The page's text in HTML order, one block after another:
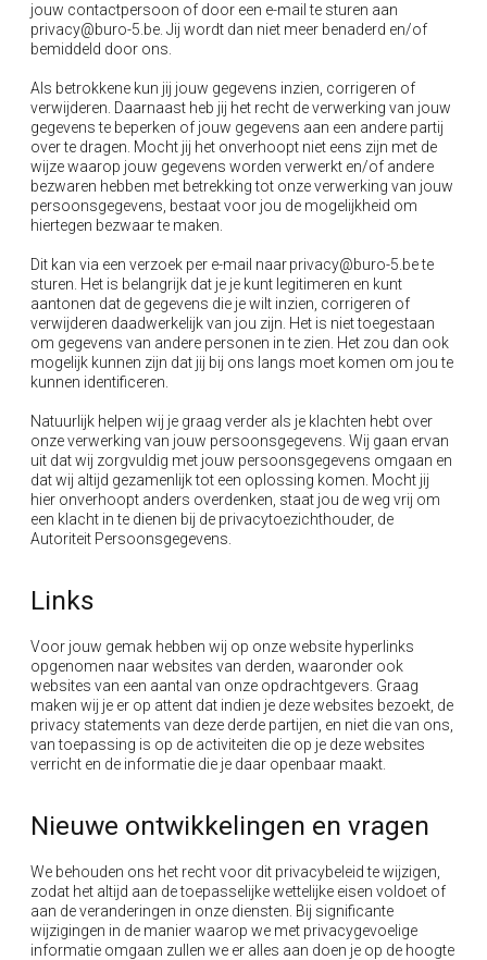
jouw contactpersoon of door een e-mail te sturen aan
privacy@buro-5.be. Jij wordt dan niet meer benaderd en/of
bemiddeld door ons.
Als betrokkene kun jij jouw gegevens inzien, corrigeren of
verwijderen. Daarnaast heb jij het recht de verwerking van jouw
gegevens te beperken of jouw gegevens aan een andere partij
over te dragen. Mocht jij het onverhoopt niet eens zijn met de
wijze waarop jouw gegevens worden verwerkt en/of andere
bezwaren hebben met betrekking tot onze verwerking van jouw
persoonsgegevens, bestaat voor jou de mogelijkheid om
hiertegen bezwaar te maken.
Dit kan via een verzoek per e-mail naar privacy@buro-5.be te
sturen. Het is belangrijk dat je je kunt legitimeren en kunt
aantonen dat de gegevens die je wilt inzien, corrigeren of
verwijderen daadwerkelijk van jou zijn. Het is niet toegestaan
om gegevens van andere personen in te zien. Het zou dan ook
mogelijk kunnen zijn dat jij bij ons langs moet komen om jou te
kunnen identificeren.
Natuurlijk helpen wij je graag verder als je klachten hebt over
onze verwerking van jouw persoonsgegevens. Wij gaan ervan
uit dat wij zorgvuldig met jouw persoonsgegevens omgaan en
dat wij altijd gezamenlijk tot een oplossing komen. Mocht jij
hier onverhoopt anders overdenken, staat jou de weg vrij om
een klacht in te dienen bij de privacytoezichthouder, de
Autoriteit Persoonsgegevens.
Links
Voor jouw gemak hebben wij op onze website hyperlinks
opgenomen naar websites van derden, waaronder ook
websites van een aantal van onze opdrachtgevers. Graag
maken wij je er op attent dat indien je deze websites bezoekt, de
privacy statements van deze derde partijen, en niet die van ons,
van toepassing is op de activiteiten die op je deze websites
verricht en de informatie die je daar openbaar maakt.
Nieuwe ontwikkelingen en vragen
We behouden ons het recht voor dit privacybeleidte wijzigen,
zodat het altijd aan de toepasselijke wettelijke eisen voldoet of
aan de veranderingen in onze diensten. Bij significante
wijzigingen in de manier waarop we met privacygevoelige
informatie omgaan zullen we er alles aan doen je op de hoogte